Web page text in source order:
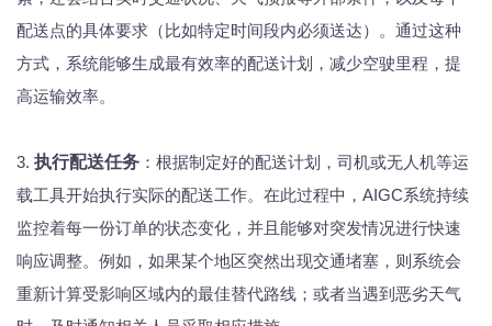
配送点的具体要求（比如特定时间段内必须送达）。通过这种
方式，系统能够生成最有效率的配送计划，减少空驶里程，提
高运输效率。
3. 执行配送任务 ：根据制定好的配送计划，司机或无人机等运
载工具开始执行实际的配送工作。在此过程中，AIGC系统持续
监控着每一份订单的状态变化，并且能够对突发情况进行快速
响应调整。例如，如果某个地区突然出现交通堵塞，则系统会
重新计算受影响区域内的最佳替代路线；或者当遇到恶劣天气